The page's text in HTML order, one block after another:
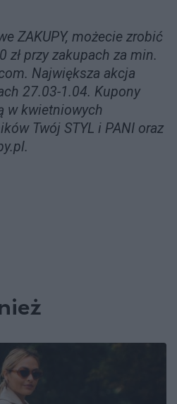
ZAKUPY, możecie zrobić
zł przy zakupach za min.
Największa akcja
27.03-1.04. Kupony
w kwietniowych
Twój STYL i PANI oraz